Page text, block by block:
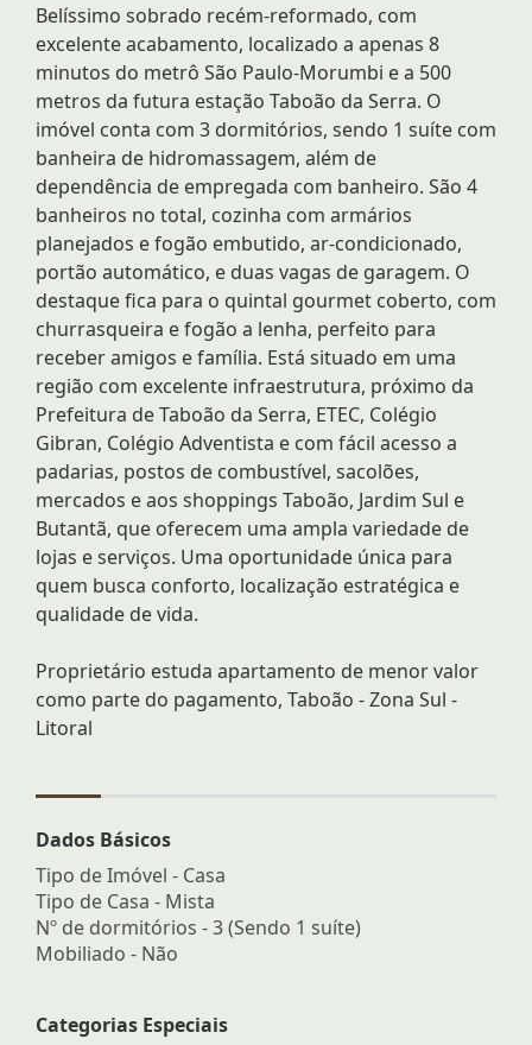
Belíssimo sobrado recém-reformado, com
excelente acabamento, localizado a apenas 8
minutos do metrô São Paulo-Morumbi e a 500
metros da futura estação Taboão da Serra. O
imóvel conta com 3 dormitórios, sendo 1 suíte com
banheira de hidromassagem, além de
dependência de empregada com banheiro. São 4
banheiros no total, cozinha com armários
planejados e fogão embutido, ar-condicionado,
portão automático, e duas vagas de garagem. O
destaque fica para o quintal gourmet coberto, com
churrasqueira e fogão a lenha, perfeito para
receber amigos e família. Está situado em uma
região com excelente infraestrutura, próximo da
Prefeitura de Taboão da Serra, ETEC, Colégio
Gibran, Colégio Adventista e com fácil acesso a
padarias, postos de combustível, sacolões,
mercados e aos shoppings Taboão, Jardim Sul e
Butantã, que oferecem uma ampla variedade de
lojas e serviços. Uma oportunidade única para
quem busca conforto, localização estratégica e
qualidade de vida.
Proprietário estuda apartamento de menor valor
como parte do pagamento, Taboão - Zona Sul -
Litoral
Dados Básicos
Tipo de Imóvel - Casa
Tipo de Casa - Mista
Nº de dormitórios - 3 (Sendo 1 suíte)
Mobiliado - Não
Categorias Especiais